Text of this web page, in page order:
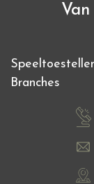
Branches